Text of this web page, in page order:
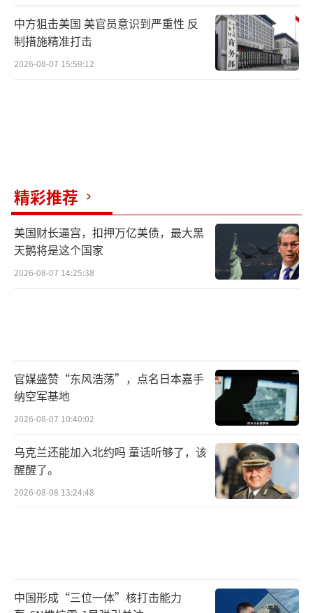
中方狙击美国 美官员意识到严重性 反
制措施精准打击
2026-08-07 15:59:12
精彩推荐
美国财长逼宫，扣押万亿美债，最大黑
天鹅将是这个国家
2026-08-07 14:25:38
官媒盛赞“东风浩荡”，点名日本嘉手
纳空军基地
2026-08-07 10:40:02
乌克兰还能加入北约吗 童话听够了，该
醒醒了。
2026-08-08 13:24:48
中国形成“三位一体”核打击能力